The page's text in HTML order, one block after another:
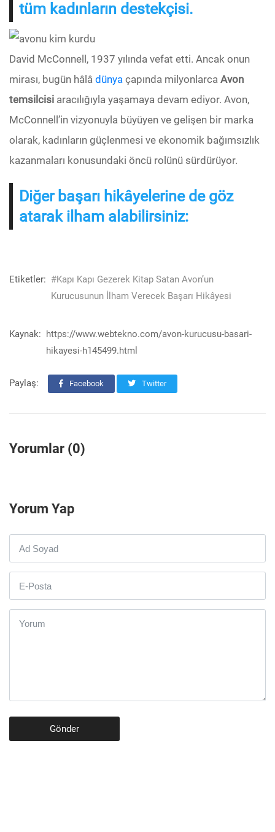
tüm kadınların destekçisi.
David McConnell, 1937 yılında vefat etti. Ancak onun
mirası, bugün hâlâ dünya çapında milyonlarca Avon
temsilcisi aracılığıyla yaşamaya devam ediyor. Avon,
McConnell’in vizyonuyla büyüyen ve gelişen bir marka
olarak, kadınların güçlenmesi ve ekonomik bağımsızlık
kazanmaları konusundaki öncü rolünü sürdürüyor.
Diğer başarı hikâyelerine de göz
atarak ilham alabilirsiniz:
Etiketler: #Kapı Kapı Gezerek Kitap Satan Avon’un
Kurucusunun İlham Verecek Başarı Hikâyesi
Kaynak: https://www.webtekno.com/avon-kurucusu-basari-
hikayesi-h145499.html
Paylaş: Facebook Twitter
Yorumlar (0)
Yorum Yap
Gönder